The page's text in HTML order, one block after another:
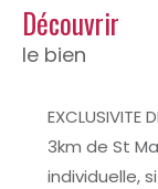
découvrir
le bien
EXCLUSIVITE
3km de St
individuelle,